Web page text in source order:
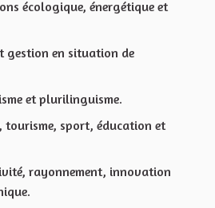
écologique, énergétique et
gestion en situation de
et plurilinguisme.
tourisme, sport, éducation et
rayonnement, innovation